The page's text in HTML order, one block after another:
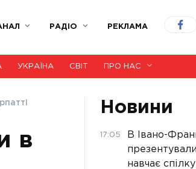
РАДІО РЕКЛАМА
УКРАЇНА СВІТ ПРО НАС
в
Новини
17:05
В Івано-
навчає